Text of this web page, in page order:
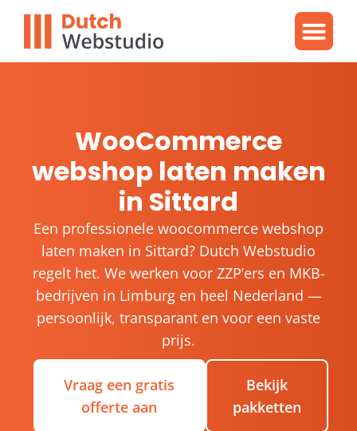
WooCommerce
webshop laten maken
in Sittard
Een professionele woocommerce webshop
laten maken in Sittard? Dutch Webstudio
regelt het. We werken voor ZZP’ers en MKB-
bedrijven in Limburg en heel Nederland —
persoonlijk, transparant en voor een vaste
prijs.
Vraag een gratis
offerte aan
Bekijk
pakketten